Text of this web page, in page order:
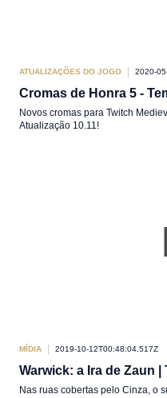
ATUALIZAÇÕES DO JOGO 2020-
Cromas de Honra 5 -
Novos cromas para Twitch
Atualização 10.11!
MÍDIA 2019-10-12T00:48:04.517Z
Warwick: a Ira de Zaun |
Nas ruas cobertas pelo Cinza, o